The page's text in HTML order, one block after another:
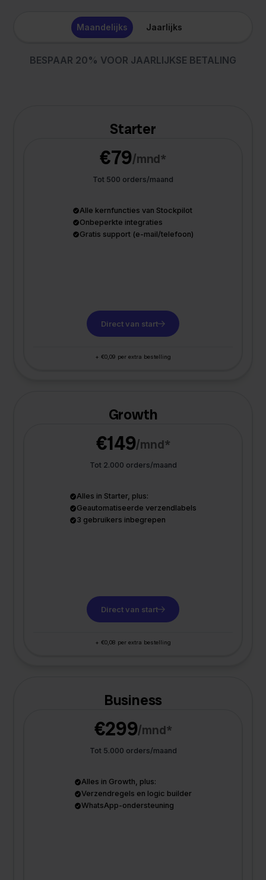
Maandelijks Jaarlijks
BESPAAR 20% VOOR JAARLIJKSE BETALING
Starter
€79/mnd*
Tot 500 orders/maand
Alle kernfuncties van Stockpilot
Onbeperkte integraties
Gratis support (e-mail/telefoon)
Direct van start
+ €0,09 per extra bestelling
Growth
€149/mnd*
Tot 2.000 orders/maand
Alles in Starter, plus:
Geautomatiseerde verzendlabels
3 gebruikers inbegrepen
Direct van start
+ €0,08 per extra bestelling
Business
€299/mnd*
Tot 5.000 orders/maand
Alles in Growth, plus:
Verzendregels en logic builder
WhatsApp-ondersteuning